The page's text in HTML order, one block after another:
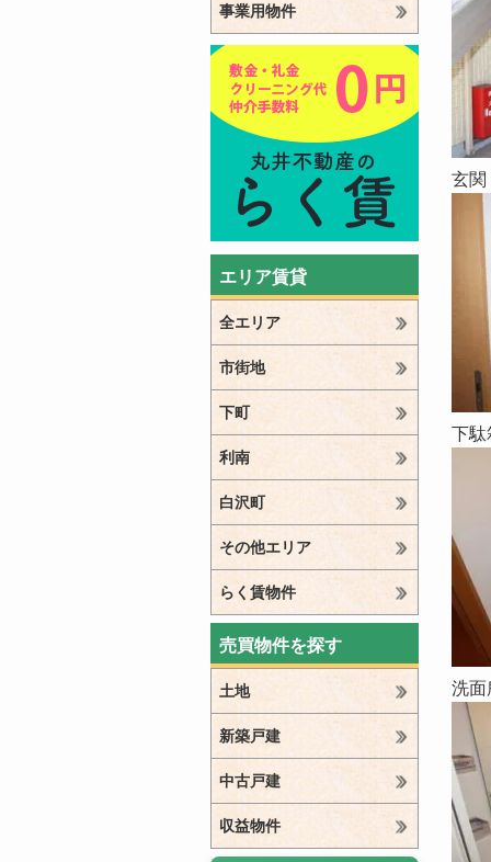
玄関
下駄
洗面
事業用物件
エリア賃貸
全エリア
市街地
下町
利南
白沢町
その他エリア
らく賃物件
売買物件を探す
土地
新築戸建
中古戸建
収益物件